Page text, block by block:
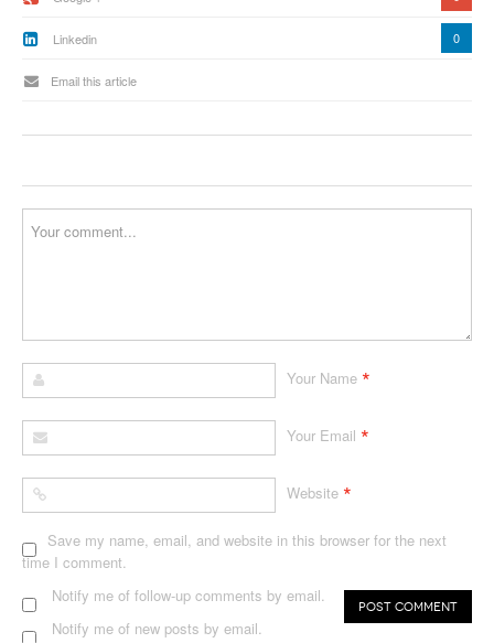
Linkedin 0
Email this article
Your Name *
Your Email *
Website *
Save my name, email, and website in this browser for the next
time I comment.
Notify me of follow-up comments by email.
Notify me of new posts by email.